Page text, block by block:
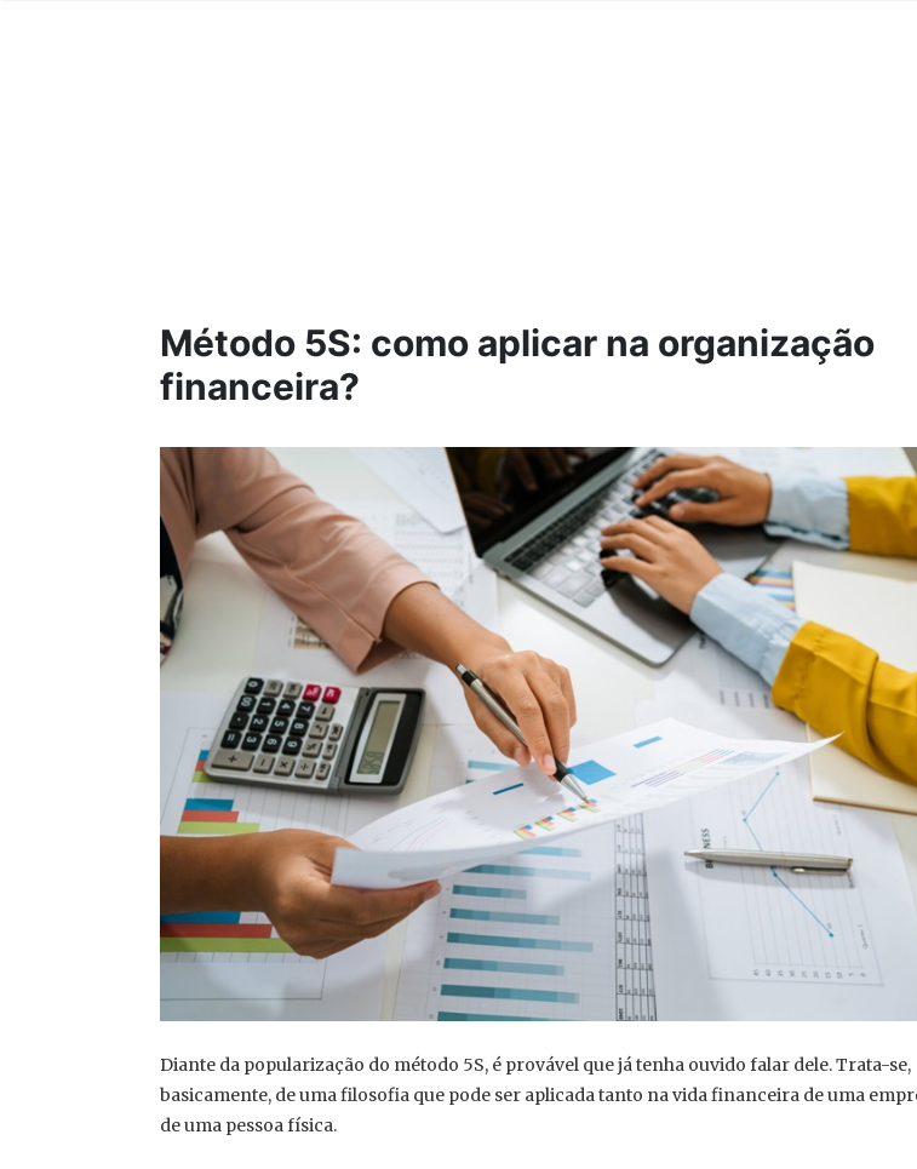
Método 5S: como aplicar na organização
financeira?
Diante da popularização do método 5S, é provável que já tenha ouvido falar dele. Trata-se,
basicamente, de uma filosofia que pode ser aplicada tanto na vida financeira de uma
de uma pessoa física.